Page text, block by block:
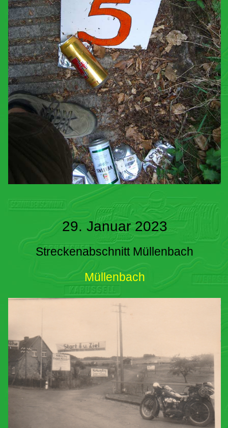
29. Januar 2023
Streckenabschnitt Müllenbach
Müllenbach